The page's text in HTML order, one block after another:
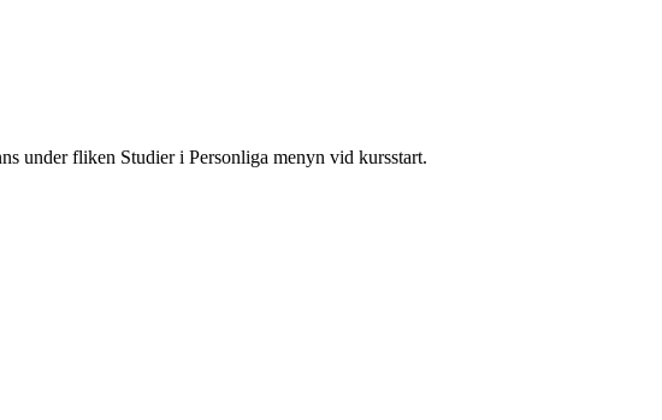
under fliken Studier i Personliga menyn vid kursstart.